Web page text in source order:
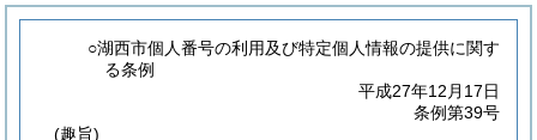
○湖西市個人番号の利用及び特定個人情報の提供に関す
る条例
平成27年12月17日
条例第39号
(趣旨)